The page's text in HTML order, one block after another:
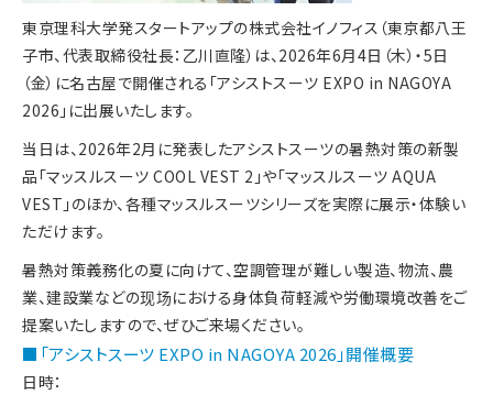
東京理科大学発スタートアップの株式会社イノフィス（東京都八王
子市、代表取締役社長：乙川直隆）は、2026年6月4日（木）・5日
（金）に名古屋で開催される「アシストスーツ EXPO in NAGOYA
2026」に出展いたします。
当日は、2026年2月に発表したアシストスーツの暑熱対策の新製
品「マッスルスーツ COOL VEST 2」や「マッスルスーツ AQUA
VEST」のほか、各種マッスルスーツシリーズを実際に展示・体験い
ただけます。
暑熱対策義務化の夏に向けて、空調管理が難しい製造、物流、農
業、建設業などの现场における身体負荷軽減や労働環境改善をご
提案いたしますので、ぜひご来場ください。
■「アシストスーツ EXPO in NAGOYA 2026」開催概要
日時：